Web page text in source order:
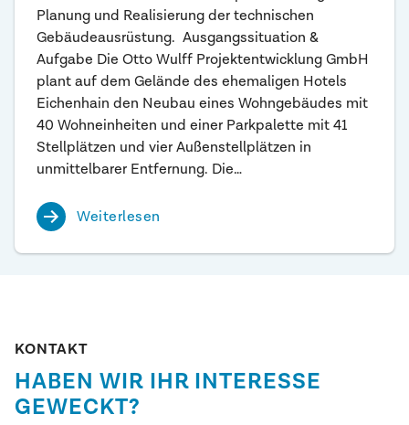
Planung und Realisierung der technischen
Gebäudeausrüstung. Ausgangssituation &
Aufgabe Die Otto Wulff Projektentwicklung GmbH
plant auf dem Gelände des ehemaligen Hotels
Eichenhain den Neubau eines Wohngebäudes mit
40 Wohneinheiten und einer Parkpalette mit 41
Stellplätzen und vier Außenstellplätzen in
unmittelbarer Entfernung. Die…
Weiterlesen
KONTAKT
HABEN WIR IHR INTERESSE
GEWECKT?